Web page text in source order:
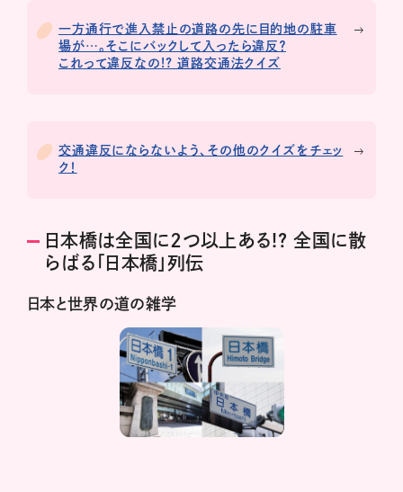
一方通行で進入禁止の道路の先に目的地の駐車
場が…。そこにバックして入ったら違反？
これって違反なの!? 道路交通法クイズ
交通違反にならないよう、その他のクイズをチェッ
ク！
日本橋は全国に2つ以上ある!? 全国に散
らばる「日本橋」列伝
日本と世界の道の雑学